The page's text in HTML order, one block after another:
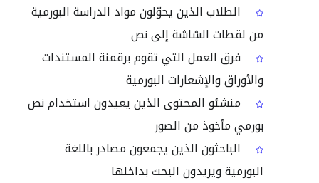
الطلاب الذين يحوّلون مواد الدراسة البورمية
من لقطات الشاشة إلى نص
فرق العمل التي تقوم برقمنة المستندات
والأوراق والإشعارات البورمية
منشئو المحتوى الذين يعيدون استخدام نص
بورمي مأخوذ من الصور
الباحثون الذين يجمعون مصادر باللغة
البورمية ويريدون البحث بداخلها